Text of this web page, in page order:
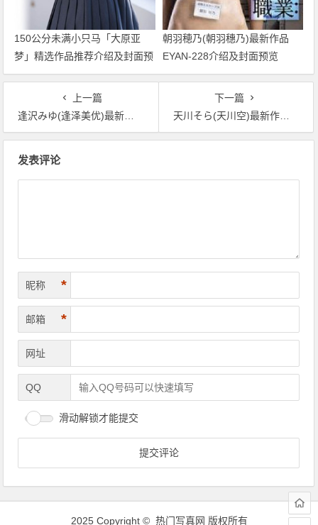
150公分未满小只马「大原亚
梦」精选作品推荐介绍及封面预
览
朝羽穂乃(朝羽穗乃)最新作品
EYAN-228介绍及封面预览
上一篇
逢沢みゆ(逢泽美优)最新作品SMRA-002介绍及封面预览
下一篇
天川そら(天川空)最新作品DASS-980介绍及封面预览
发表评论
昵称 *
邮箱 *
网址
QQ
滑动解锁才能提交
2025 Copyright © 热门写真网 版权所有